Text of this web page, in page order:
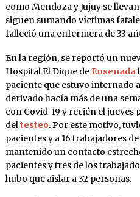
como Mendoza y Jujuy se
siguen sumando víctimas
falleció una enfermera de 33
En la región, se reportó un
Hospital El Dique de Ensenada
paciente que estuvo internado
derivado hacía más de una
con Covid-19 y recién el jueves
deltesteo. Por este motivo,
pacientes y a 16 trabajadores
mantenido un contacto
pacientes y tres de los
hubo que aislar a 32 personas.